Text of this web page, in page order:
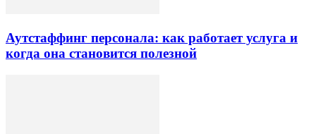
Аутстаффинг персонала: как работает услуга и
когда она становится полезной